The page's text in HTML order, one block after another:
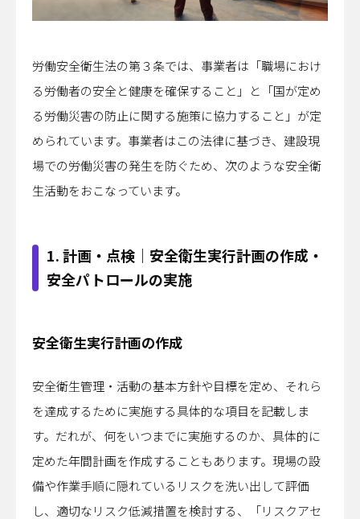
労働安全衛生法の第３条では、事業者は「職場におけ
る労働者の安全と健康を確保すること」と「国が定め
る労働災害の防止に関する施策に協力すること」が定
められています。事業者はこの法律に基づき、建設現
場での労働災害の発生を防ぐため、次のような安全衛
生活動をおこなっています。
1. 計画・点検｜安全衛生実行計画の作成・
安全パトロールの実施
安全衛生実行計画の作成
安全衛生管理・活動の基本方針や目標を定め、それら
を達成するために実施する具体的な項目を記載しま
す。だれが、何をいつまでに実施するのか、具体的に
定めた年間計画を作成することもあります。現場の設
備や作業手順に隠れているリスクを洗い出して評価
し、適切なリスク低減措置を検討する、「リスクアセ